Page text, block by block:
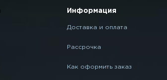
Информация
Доставка и оплата
Рассрочка
Как оформить заказ